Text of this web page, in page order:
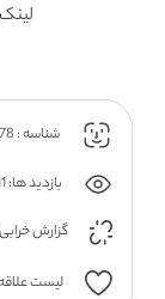
شناسه : 1078
بازدید ها: 3511
گزارش
لیست